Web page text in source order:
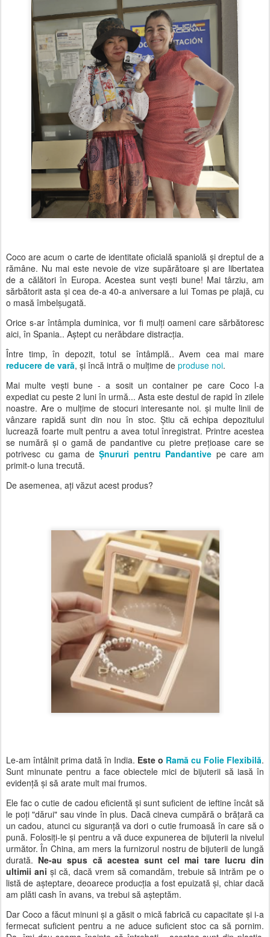
Coco are acum o carte de identitate oficială spaniolă și dreptul de a
rămâne. Nu mai este nevoie de vize supărătoare și are libertatea
de a călători în Europa. Acestea sunt vești bune! Mai târziu, am
sărbătorit asta și cea de-a 40-a aniversare a lui Tomas pe plajă, cu
o masă îmbelșugată.
Orice s-ar întâmpla duminica, vor fi mulți oameni care sărbătoresc
aici, în Spania.. Aștept cu nerăbdare distracția.
Între timp, în depozit, totul se întâmplă.. Avem cea mai mare
reducere de vară, și încă intră o mulțime de produse noi.
Mai multe vești bune - a sosit un container pe care Coco l-a
expediat cu peste 2 luni în urmă... Asta este destul de rapid în zilele
noastre. Are o mulțime de stocuri interesante noi. și multe linii de
vânzare rapidă sunt din nou în stoc. Știu că echipa depozitului
lucrează foarte mult pentru a avea totul înregistrat. Printre acestea
se numără și o gamă de pandantive cu pietre prețioase care se
potrivesc cu gama deȘnururi pentru Pandantive pe care am
primit-o luna trecută.
De asemenea, ați văzut acest produs?
Le-am întâlnit prima dată în India. Este o Ramă cu Folie Flexibilă.
Sunt minunate pentru a face obiectele mici de bijuterii să iasă în
evidență și să arate mult mai frumos.
Ele fac o cutie de cadou eficientă și sunt suficient de ieftine încât să
le poți "dărui" sau vinde în plus. Dacă cineva cumpără o brățară ca
un cadou, atunci cu siguranță va dori o cutie frumoasă în care să o
pună. Folosiți-le și pentru a vă duce expunerea de bijuterii la nivelul
următor. În China, am mers la furnizorul nostru de bijuterii de lungă
durată. Ne-au spus că acestea sunt cel mai tare lucru din
ultimii ani și că, dacă vrem să comandăm, trebuie să intrăm pe o
listă de așteptare, deoarece producția a fost epuizată și, chiar dacă
am plăti cash în avans, va trebui să așteptăm.
Dar Coco a făcut minuni și a găsit o mică fabrică cu capacitate și i-a
fermecat suficient pentru a ne aduce suficient stoc ca să pornim.